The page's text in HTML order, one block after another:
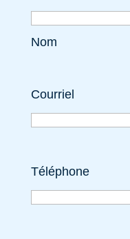
Nom
Courriel
Téléphone